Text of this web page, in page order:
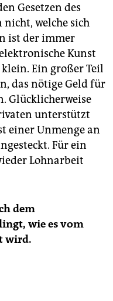
Gesetzen des
welche sich
ist der immer
Kunst
Ein großer Teil
das nötige Geld für
Glücklicherweise
unterstützt
einer Unmenge an
Für ein
Lohnarbeit
dem
wie es vom
wird.